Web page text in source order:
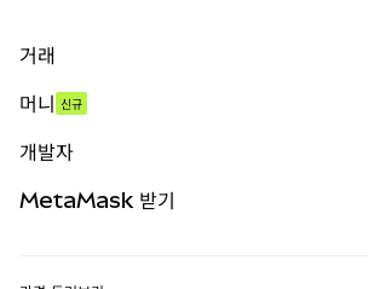
거래
무기한 선물
실물자산
머니 신규
개발자
MetaMask 받기